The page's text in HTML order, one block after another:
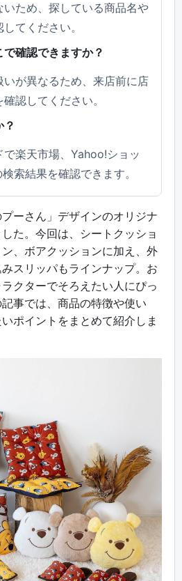
ため、探している商品名や
てください。
確認できますか？
いが異なるため、来店前に店
認してください。
楽天市場、Yahoo!ショッ
索結果を確認できます。
ーさん」デザインのオリジナ
た。今回は、シートクッショ
、ボアクッションに加え、外
スリッパもラインナップ。お
クターでそろえたい人にぴっ
事では、商品の特徴や使い
ポイントをまとめて紹介しま